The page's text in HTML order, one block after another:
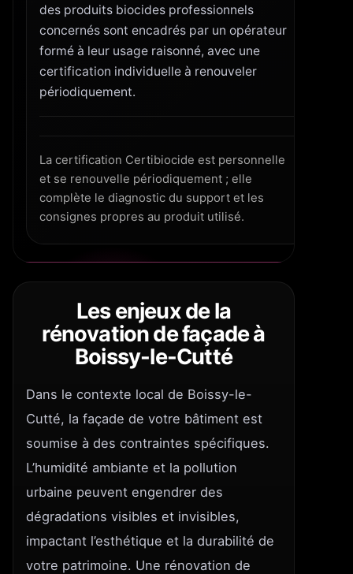
des produits biocides professionnels
concernés sont encadrés par un opérateur
formé à leur usage raisonné, avec une
certification individuelle à renouveler
périodiquement.
La certification Certibiocide est personnelle
et se renouvelle périodiquement ; elle
complète le diagnostic du support et les
consignes propres au produit utilisé.
Les enjeux de la
rénovation de façade à
Boissy-le-Cutté
Dans le contexte local de Boissy-le-
Cutté, la façade de votre bâtiment est
soumise à des contraintes spécifiques.
L’humidité ambiante et la pollution
urbaine peuvent engendrer des
dégradations visibles et invisibles,
impactant l’esthétique et la durabilité de
votre patrimoine. Une rénovation de